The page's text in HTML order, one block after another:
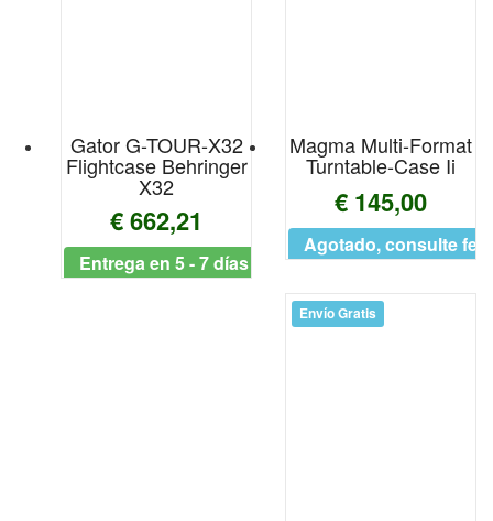
Arturia
AUDIENT
Audio-Technica
Gator G-TOUR-X32
Flightcase Behringer
X32
€ 662,21
Entrega en 5 - 7 días
Magma Multi-Format
Turntable-Case Ii
€ 145,00
Agotado, consulte
Envío Gratis